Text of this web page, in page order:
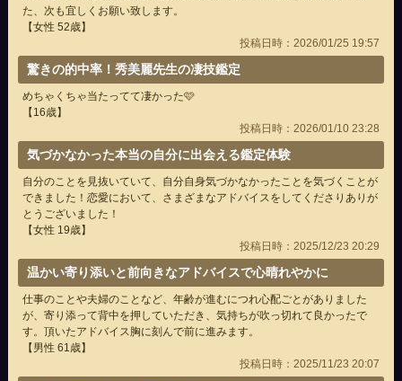
た、次も宜しくお願い致します。
【女性 52歳】
投稿日時：2026/01/25 19:57
驚きの的中率！秀美麗先生の凄技鑑定
めちゃくちゃ当たってて凄かった🩷
【16歳】
投稿日時：2026/01/10 23:28
気づかなかった本当の自分に出会える鑑定体験
自分のことを見抜いていて、自分自身気づかなかったことを気づくことが
できました！恋愛において、さまざまなアドバイスをしてくださりありが
とうございました！
【女性 19歳】
投稿日時：2025/12/23 20:29
温かい寄り添いと前向きなアドバイスで心晴れやかに
仕事のことや夫婦のことなど、年齢が進むにつれ心配ごとがありました
が、寄り添って背中を押していただき、気持ちが吹っ切れて良かったで
す。頂いたアドバイス胸に刻んで前に進みます。
【男性 61歳】
投稿日時：2025/11/23 20:07